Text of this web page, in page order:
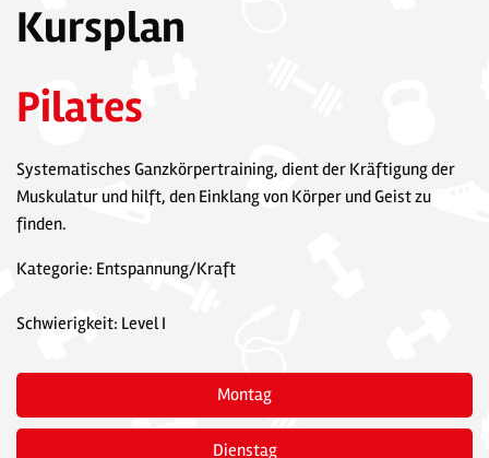
Kursplan
Pilates
Systematisches Ganzkörpertraining, dient der Kräftigung der
Muskulatur und hilft, den Einklang von Körper und Geist zu
finden.
Kategorie: Entspannung/Kraft
Schwierigkeit: Level I
Montag
Dienstag